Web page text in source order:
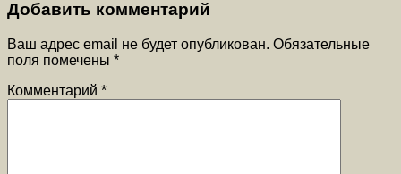
Добавить комментарий
Ваш адрес email не будет опубликован. Обязательные
поля помечены *
Комментарий *